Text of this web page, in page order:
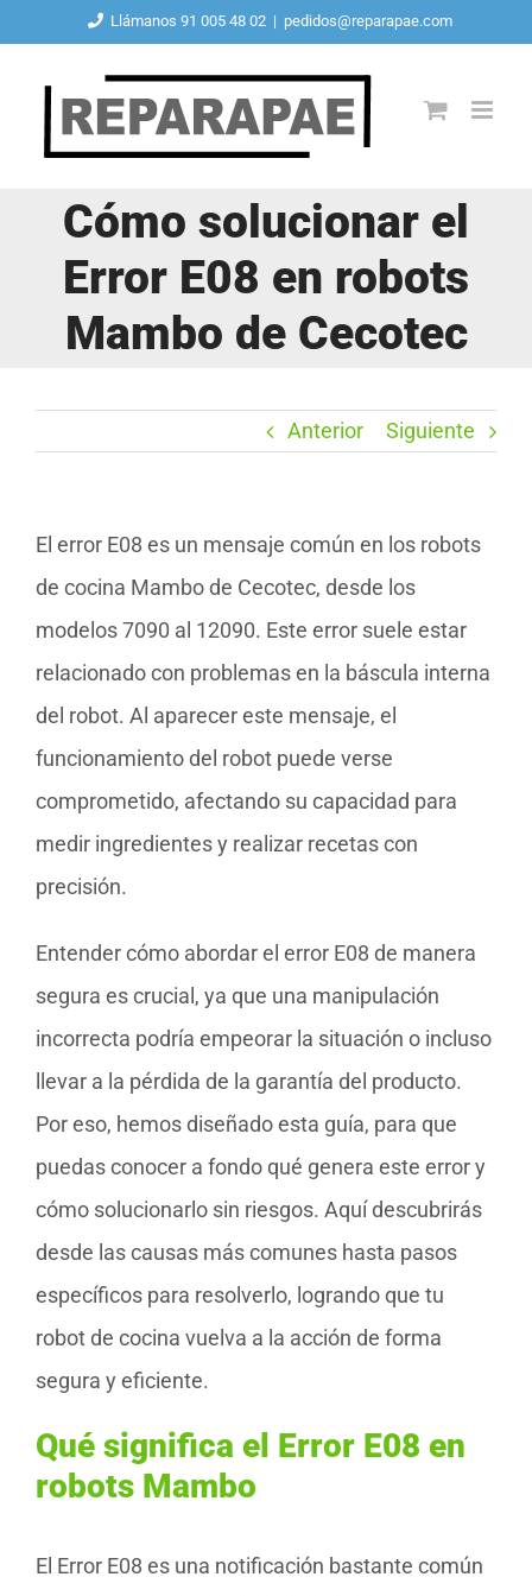
contenido
Llámanos 91 005 48 02 | pedidos@reparapae.com
Cómo solucionar el
Error E08 en robots
Mambo de Cecotec
Anterior Siguiente
El error E08 es un mensaje común en los robots
de cocina Mambo de Cecotec, desde los
modelos 7090 al 12090. Este error suele estar
relacionado con problemas en la báscula interna
del robot. Al aparecer este mensaje, el
funcionamiento del robot puede verse
comprometido, afectando su capacidad para
medir ingredientes y realizar recetas con
precisión.
Entender cómo abordar el error E08 de manera
segura es crucial, ya que una manipulación
incorrecta podría empeorar la situación o incluso
llevar a la pérdida de la garantía del producto.
Por eso, hemos diseñado esta guía, para que
puedas conocer a fondo qué genera este error y
cómo solucionarlo sin riesgos. Aquí descubrirás
desde las causas más comunes hasta pasos
específicos para resolverlo, logrando que tu
robot de cocina vuelva a la acción de forma
segura y eficiente.
Qué significa el Error E08 en
robots Mambo
El Error E08 es una notificación bastante común